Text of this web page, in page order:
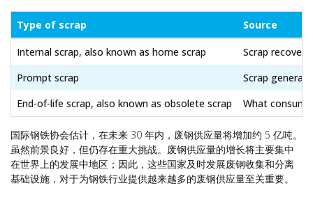
Type of scrap Source
Internal scrap, also known as home scrap
Scrap
Prompt scrap
Scrap
End-of-life scrap, also known as obsolete scrap
What
国际钢铁协会估计，在未来 30 年内，废钢供应量将增加约 5 亿吨。
虽然前景良好，但仍存在重大挑战。废钢供应量的增长将主要集中
在世界上的发展中地区；因此，这些国家及时发展废钢收集和分离
基础设施，对于为钢铁行业提供越来越多的废钢供应量至关重要。